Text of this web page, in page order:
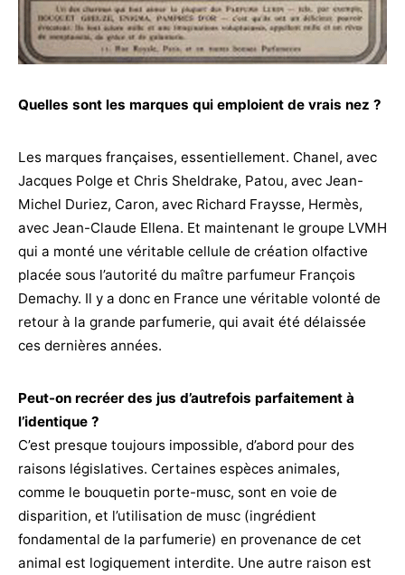
Quelles sont les marques qui emploient de vrais nez ?
Les marques françaises, essentiellement. Chanel, avec
Jacques Polge et Chris Sheldrake, Patou, avec Jean-
Michel Duriez, Caron, avec Richard Fraysse, Hermès,
avec Jean-Claude Ellena. Et maintenant le groupe LVMH
qui a monté une véritable cellule de création olfactive
placée sous l’autorité du maître parfumeur François
Demachy. Il y a donc en France une véritable volonté de
retour à la grande parfumerie, qui avait été délaissée
ces dernières années.
Peut-on recréer des jus d’autrefois parfaitement à
l’identique ?
C’est presque toujours impossible, d’abord pour des
raisons législatives. Certaines espèces animales,
comme le bouquetin porte-musc, sont en voie de
disparition, et l’utilisation de musc (ingrédient
fondamental de la parfumerie) en provenance de cet
animal est logiquement interdite. Une autre raison est